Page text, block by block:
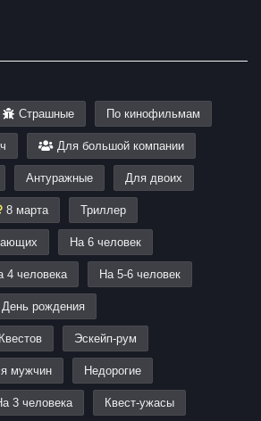
Страшные По кинофильмам
Для большой компании
Антуражные Для двоих
8 марта Триллер
На 6 человек
4 человека На 5-6 человек
День рождения
Эскейп-рум
мужчин Недорогие
3 человека Квест-ужасы